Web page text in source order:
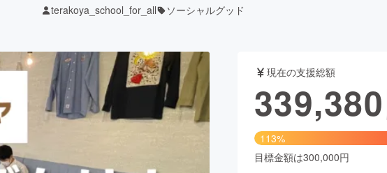
舞台・パフォーマンス
ゲーム・サービス開発 フード・飲食店
書籍・雑誌出版
terakoya_school_for_all ソーシャルグッド
現在の支援総額
339,380
113%
目標金額は300,000円